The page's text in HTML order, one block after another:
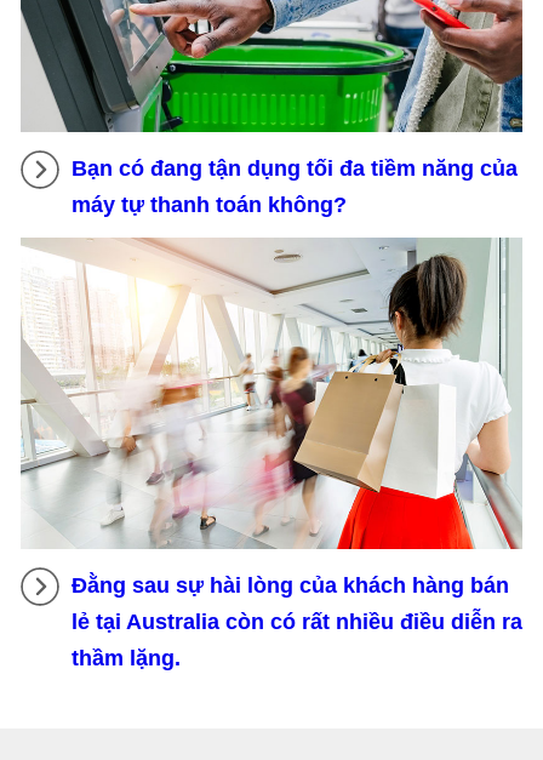
Bạn có đang tận dụng tối đa tiềm năng của
máy tự thanh toán không?
Đằng sau sự hài lòng của khách hàng bán
lẻ tại Australia còn có rất nhiều điều diễn ra
thầm lặng.